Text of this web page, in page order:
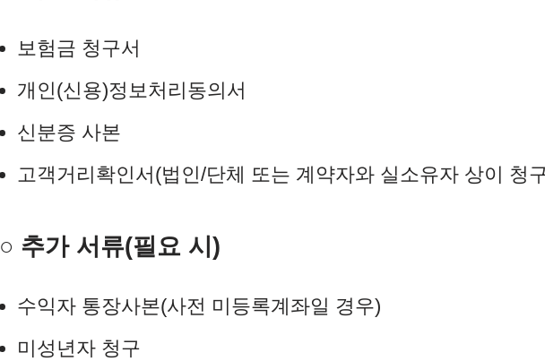
보험금 청구서
개인(신용)정보처리동의서
신분증 사본
고객거리확인서(법인/단체 또는 계약자와 실소유자 상이 청
○ 추가 서류(필요 시)
수익자 통장사본(사전 미등록계좌일 경우)
미성년자 청구